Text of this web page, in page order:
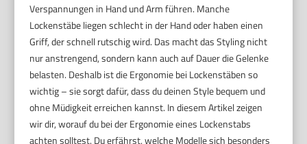
Verspannungen in Hand und Arm führen. Manche
Lockenstäbe liegen schlecht in der Hand oder haben einen
Griff, der schnell rutschig wird. Das macht das Styling nicht
nur anstrengend, sondern kann auch auf Dauer die Gelenke
belasten. Deshalb ist die Ergonomie bei Lockenstäben so
wichtig – sie sorgt dafür, dass du deinen Style bequem und
ohne Müdigkeit erreichen kannst. In diesem Artikel zeigen
wir dir, worauf du bei der Ergonomie eines Lockenstabs
achten solltest. Du erfährst, welche Modelle sich besonders